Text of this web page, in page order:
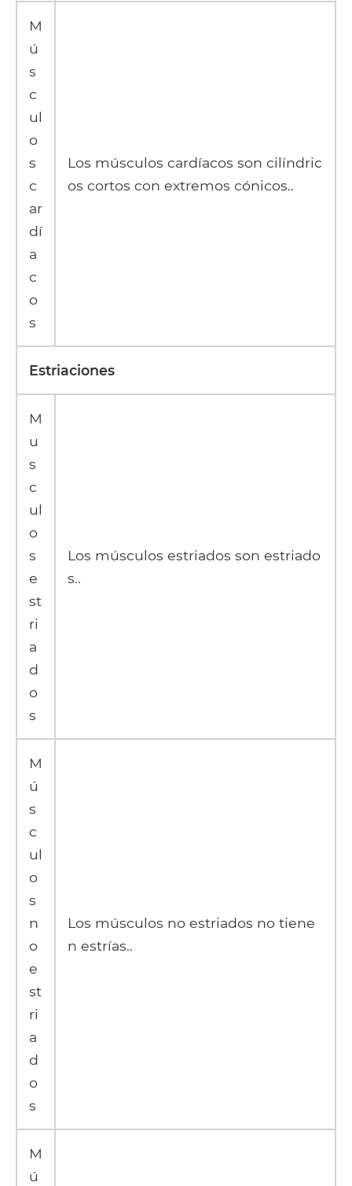
M
ú
s
c
ul
o
s
c
ar
dí
a
c
o
s
Los músculos cardíacos son cilíndric
os cortos con extremos cónicos..
Estriaciones
M
u
s
c
ul
o
s
e
st
ri
a
d
o
s
Los músculos estriados son estriado
s..
M
ú
s
c
ul
o
s
n
o
e
st
ri
a
d
o
s
Los músculos no estriados no tiene
n estrías..
M
ú